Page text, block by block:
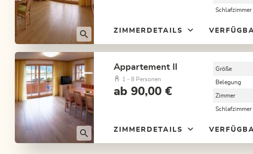
Schlafzimmer
ZIMMERDETAILS
Appartement II
1 - 8 Personen
ab 90,00 €
Größe
Belegung
Zimmer
Schlafzimmer
ZIMMERDETAILS